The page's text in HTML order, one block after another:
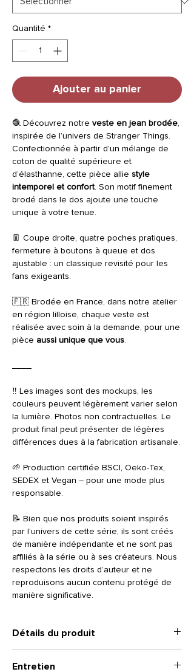
Quantité *
Ajouter au panier
🧶 Découvrez notre veste en jean brodée,
inspirée de l’univers de Stranger Things.
Confectionnée à partir d’un mélange de
coton de qualité supérieure et
d’élasthanne, cette pièce allie style
intemporel et confort. Son motif finement
brodé dans le dos ajoute une touche
unique à votre tenue.
👖 Coupe droite, quatre poches pratiques,
fermeture à boutons à queue et dos
ajustable : un classique revisité pour les
fans exigeants.
🇫🇷 Brodée en France, dans notre atelier
en région lilloise, chaque veste est
réalisée avec soin à la demande, pour une
pièce aussi unique que vous.
‼️ Les images sont des mockups, les
couleurs peuvent légèrement varier selon
la lumière. Photos non contractuelles. Le
produit final peut présenter de légères
différences dues à la fabrication artisanale.
🌱 Production certifiée BSCI, Oeko-Tex,
SEDEX et Vegan – pour une mode plus
responsable.
📝 Bien que nos produits soient inspirés
par l’univers de cette série, ils sont créés
de manière indépendante et ne sont pas
affiliés à la série ou à ses créateurs. Nous
respectons les droits d’auteur et ne
reproduisons aucun contenu protégé de
manière significative.
Détails du produit
unisexe
Entretien